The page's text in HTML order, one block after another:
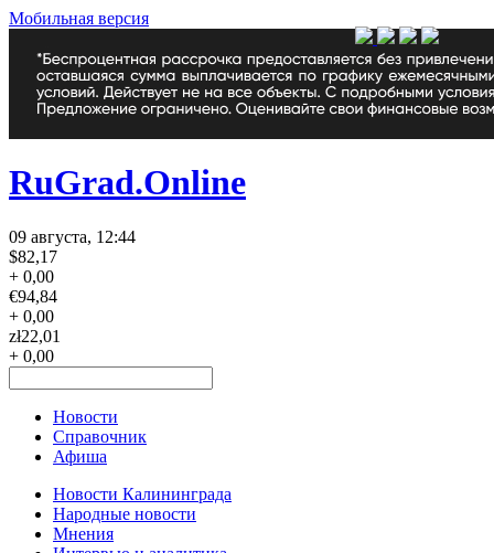
Мобильная версия
RuGrad.Online
09 августа, 12:44
$82,17
+ 0,00
€94,84
+ 0,00
zł22,01
+ 0,00
Новости
Справочник
Афиша
Новости Калининграда
Народные новости
Мнения